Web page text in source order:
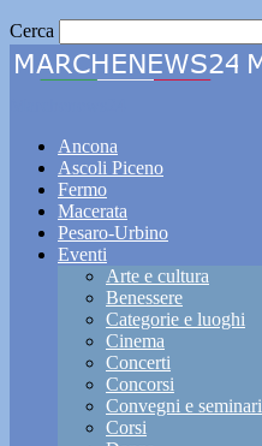
Cerca
Ancona
Ascoli Piceno
Fermo
Macerata
Pesaro-Urbino
Eventi
Arte e cultura
Benessere
Categorie e luoghi
Cinema
Concerti
Concorsi
Convegni e seminari
Corsi